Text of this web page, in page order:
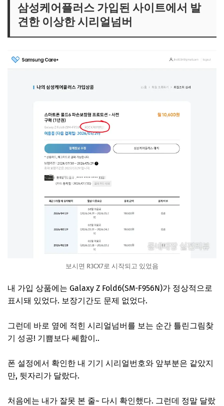
삼성케어플러스 가입된 사이트에서 발
견한 이상한 시리얼넘버
보시면 R3CX7로 시작되고 있었음
내 가입 상품에는 Galaxy Z Fold6(SM-F956N)가 정상적으로
표시돼 있었다. 보장기간도 문제 없었다.
그런데 바로 옆에 적힌 시리얼넘버를 보는 순간 틀린그림찾
기 성공! 기쁨보다 쎄함이..
폰 설정에서 확인한 내 기기 시리얼번호와 앞부분은 같았지
만, 뒷자리가 달랐다.
처음에는 내가 잘못 본 줄~ 다시 확인했다. 그런데 정말 달랐